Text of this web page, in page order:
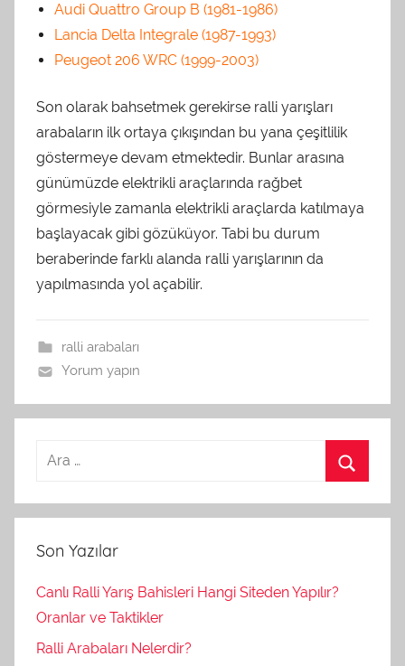
Audi Quattro Group B (1981-1986)
Lancia Delta Integrale (1987-1993)
Peugeot 206 WRC (1999-2003)
Son olarak bahsetmek gerekirse ralli yarışları
arabaların ilk ortaya çıkışından bu yana çeşitlilik
göstermeye devam etmektedir. Bunlar arasına
günümüzde elektrikli araçlarında rağbet
görmesiyle zamanla elektrikli araçlarda katılmaya
başlayacak gibi gözüküyor. Tabi bu durum
beraberinde farklı alanda ralli yarışlarının da
yapılmasında yol açabilir.
ralli arabaları
Yorum yapın
Son Yazılar
Canlı Ralli Yarış Bahisleri Hangi Siteden Yapılır?
Oranlar ve Taktikler
Ralli Arabaları Nelerdir?